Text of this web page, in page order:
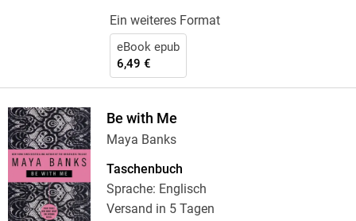
Ein weiteres Format
eBook epub
6,49 €
Be with Me
Maya Banks
Taschenbuch
Sprache: Englisch
Versand in 5 Tagen